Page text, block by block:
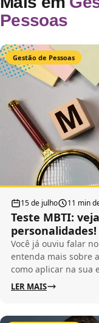
Pessoas
Gestão de Pessoas
15 de julho 11 min
Teste MBTI:
personalidades!
Você já ouviu falar
entenda mais sobre
como aplicar na sua
LER MAIS